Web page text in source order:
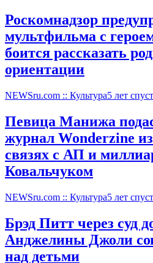
Роскомнадзор
мультфильма c
боится рассказать
ориентации
NEWSru.com :: Культура5 лет
Певица Манижа
журнал Wonderzine
связях с АП и
Ковальчуком
NEWSru.com :: Культура5 лет
Брэд Питт через суд
Анджелины Джоли
над детьми